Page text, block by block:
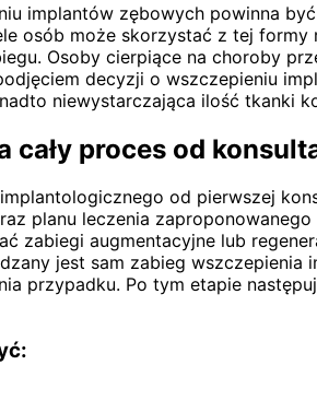
implantów zębowych powinna
osób może skorzystać z tej
Osoby cierpiące na choroby
decyzji o wszczepieniu
niewystarczająca ilość tkanki
cały proces od
implantologicznego od pierwszej
planu leczenia
zabiegi augmentacyjne lub
jest sam zabieg
przypadku. Po tym etapie